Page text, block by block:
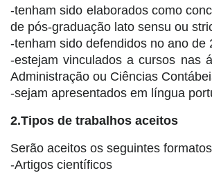
-tenham sido elaborados como
de pós-graduação lato sensu ou
-tenham sido defendidos no ano de
-estejam vinculados a cursos nas
Administração ou Ciências
-sejam apresentados em língua
2.Tipos de trabalhos aceitos
Serão aceitos os seguintes
-Artigos científicos